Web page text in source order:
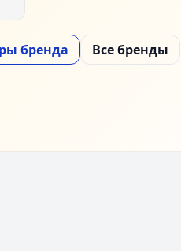
бренда Все бренды